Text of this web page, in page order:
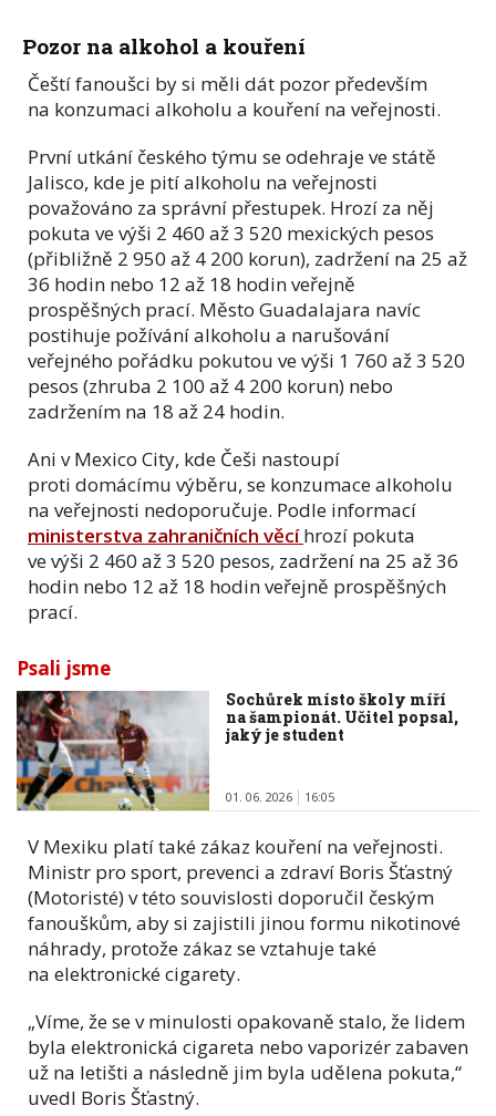
Pozor na alkohol a kouření
Čeští fanoušci by si měli dát pozor především
na konzumaci alkoholu a kouření na veřejnosti.
První utkání českého týmu se odehraje ve státě
Jalisco, kde je pití alkoholu na veřejnosti
považováno za správní přestupek. Hrozí za něj
pokuta ve výši 2 460 až 3 520 mexických pesos
(přibližně 2 950 až 4 200 korun), zadržení na 25 až
36 hodin nebo 12 až 18 hodin veřejně
prospěšných prací. Město Guadalajara navíc
postihuje požívání alkoholu a narušování
veřejného pořádku pokutou ve výši 1 760 až 3 520
pesos (zhruba 2 100 až 4 200 korun) nebo
zadržením na 18 až 24 hodin.
Ani v Mexico City, kde Češi nastoupí
proti domácímu výběru, se konzumace alkoholu
na veřejnosti nedoporučuje. Podle informací
ministerstva zahraničních věcíhrozí pokuta
ve výši 2 460 až 3 520 pesos, zadržení na 25 až 36
hodin nebo 12 až 18 hodin veřejně prospěšných
prací.
Psali jsme
Sochůrek místo školy míří
na šampionát. Učitel popsal,
jaký je student
01. 06. 2026 16:05
V Mexiku platí také zákaz kouření na veřejnosti.
Ministr pro sport, prevenci a zdraví Boris Šťastný
(Motoristé) v této souvislosti doporučil českým
fanouškům, aby si zajistili jinou formu nikotinové
náhrady, protože zákaz se vztahuje také
na elektronické cigarety.
„Víme, že se v minulosti opakovaně stalo, že lidem
byla elektronická cigareta nebo vaporizér zabaven
už na letišti a následně jim byla udělena pokuta,“
uvedl Boris Šťastný.